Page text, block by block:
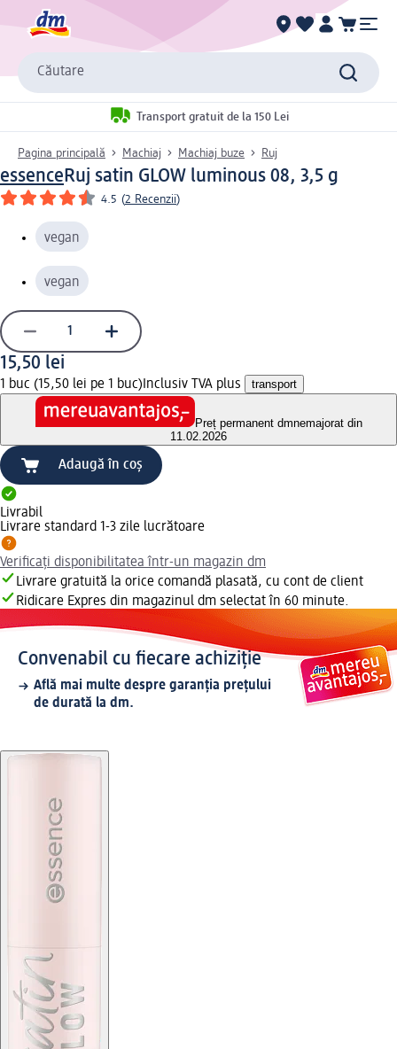
Căutare
Transport gratuit de la 150 Lei
Pagina principală Machiaj Machiaj buze Ruj
essenceRuj satin GLOW luminous 08, 3,5 g
4.5 (2 Recenzii)
vegan
vegan
15,50 lei
1 buc (15,50 lei pe 1 buc) Inclusiv TVA plus transport
Preț permanent dmnemajorat din
11.02.2026
Adaugă în coș
Livrabil
Livrare standard 1-3 zile lucrătoare
Verificați disponibilitatea într-un magazin dm
Livrare gratuită la orice comandă plasată, cu cont de client
Ridicare Expres din magazinul dm selectat în 60 minute.
Convenabil cu fiecare achiziție
Află mai multe despre garanția prețului
de durată la dm.